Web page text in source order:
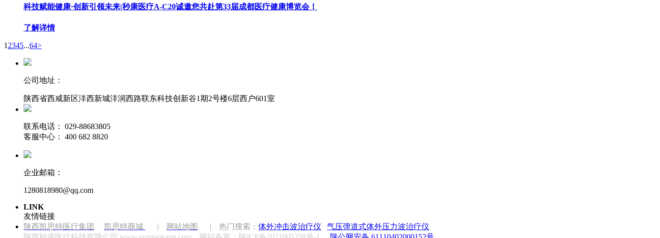
科技赋能健康·创新引领未来|秒康医疗A-C20诚邀您共赴第33届成都医疗健康博览会！
了解详情
1 2345...64>
公司地址：
陕西省西咸新区沣西新城沣润西路联东科技创新谷1期2号楼6层西户601室
联系电话： 029-88683805
客服中心： 400 682 8820
企业邮箱：
1280818980@qq.com
LINK
友情链接
陕西凯思特医疗集团
凯思特商城 | 网站地图 | 热门搜索： 体外冲击波治疗仪
气压弹道式体外压力波治疗仪